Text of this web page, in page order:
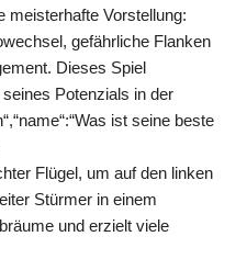
meisterhafte Vorstellung:
gefährliche Flanken
Dieses Spiel
Potenzials in der
ist seine beste
Flügel, um auf den linken
Stürmer in einem
und erzielt viele